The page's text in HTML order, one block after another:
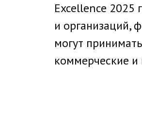
Excellence 2025
и организаций,
могут
коммерческие